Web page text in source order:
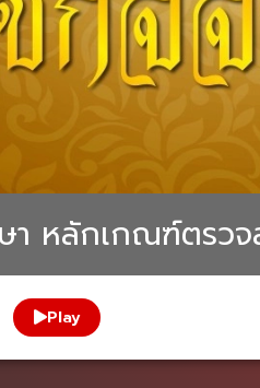
หลักเกณฑ์ตรวจ
Play